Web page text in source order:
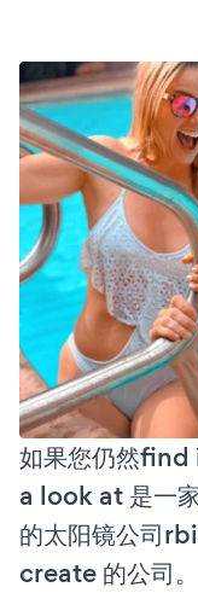
如果您仍然
a look at 是一
的太阳镜公司
create 的公司。